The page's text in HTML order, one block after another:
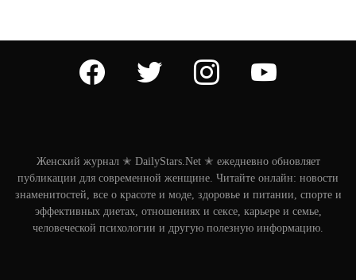
facebook twitter instagram youtube
Женский журнал ✭ DailyStars.Net ✭ ежедневно обновляет
публикации для современной женщине. Читайте онлайн: новости
знаменитостей, все о красоте и моде, здоровье и питании, спорте и
эффективных диетах, отношениях и сексе, карьере и семье,
человеческой психологии и другую полезную информацию.